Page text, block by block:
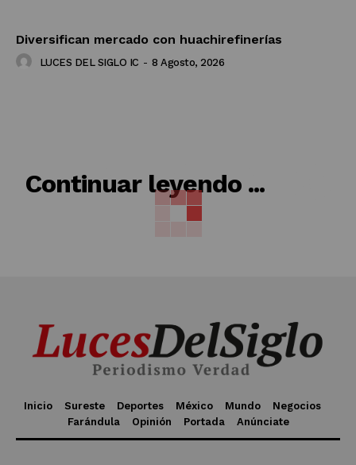
Diversifican mercado con huachirefinerías
LUCES DEL SIGLO IC - 8 Agosto, 2026
Continuar leyendo ...
RELACIONADO
Inicio Sureste Deportes México Mundo
Negocios
Farándula
Opinión Portada Anúnciate